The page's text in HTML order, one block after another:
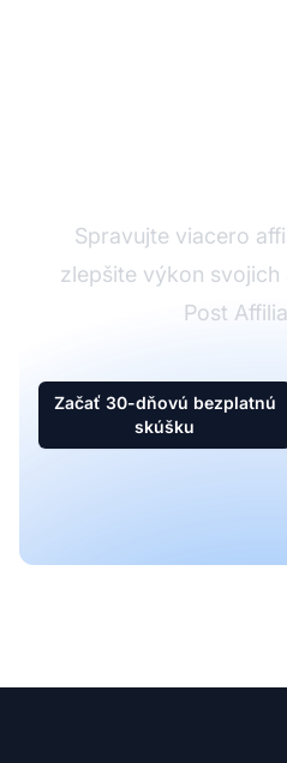
Spravujte viacero
zlepšite výkon
Post
Začať 30-dňovú bezplatnú
skúšku